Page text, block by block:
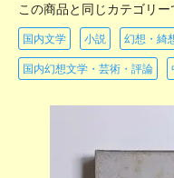
この商品と同じカテゴリー
国内文学 小説 幻想・綺
国内幻想文学・芸術・評論